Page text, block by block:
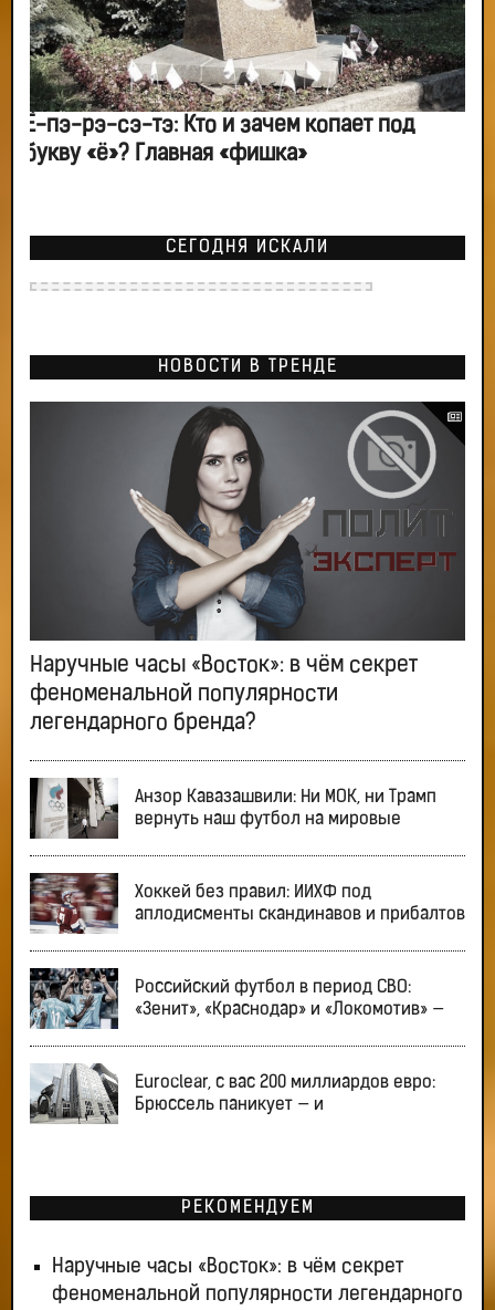
Ё-пэ-рэ-сэ-тэ: Кто и зачем копает под
букву «ё»? Главная «фишка»
СЕГОДНЯ ИСКАЛИ
НОВОСТИ В ТРЕНДЕ
Наручные часы «Восток»: в чём секрет
феноменальной популярности
легендарного бренда?
Анзор Кавазашвили: Ни МОК, ни Трамп
вернуть наш футбол на мировые
Хоккей без правил: ИИХФ под
аплодисменты скандинавов и прибалтов
Российский футбол в период СВО:
«Зенит», «Краснодар» и «Локомотив» —
Euroclear, с вас 200 миллиардов евро:
Брюссель паникует — и
РЕКОМЕНДУЕМ
Наручные часы «Восток»: в чём секрет
феноменальной популярности легендарного